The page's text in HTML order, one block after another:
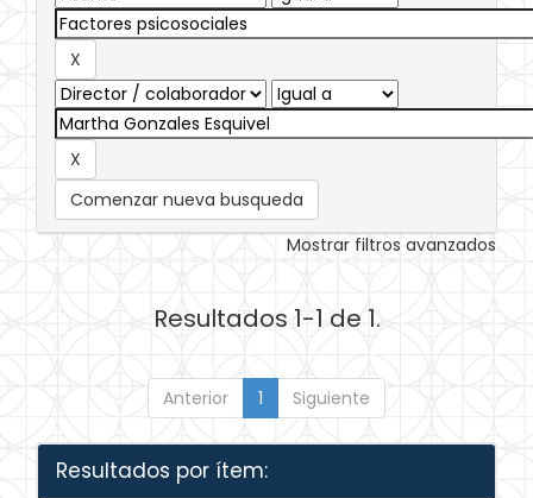
Comenzar nueva busqueda
Mostrar filtros avanzados
Resultados 1-1 de 1.
Anterior 1 Siguiente
Resultados por ítem: